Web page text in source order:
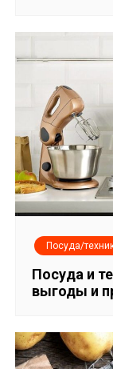
Посуда/
Посуда и
выгоды и